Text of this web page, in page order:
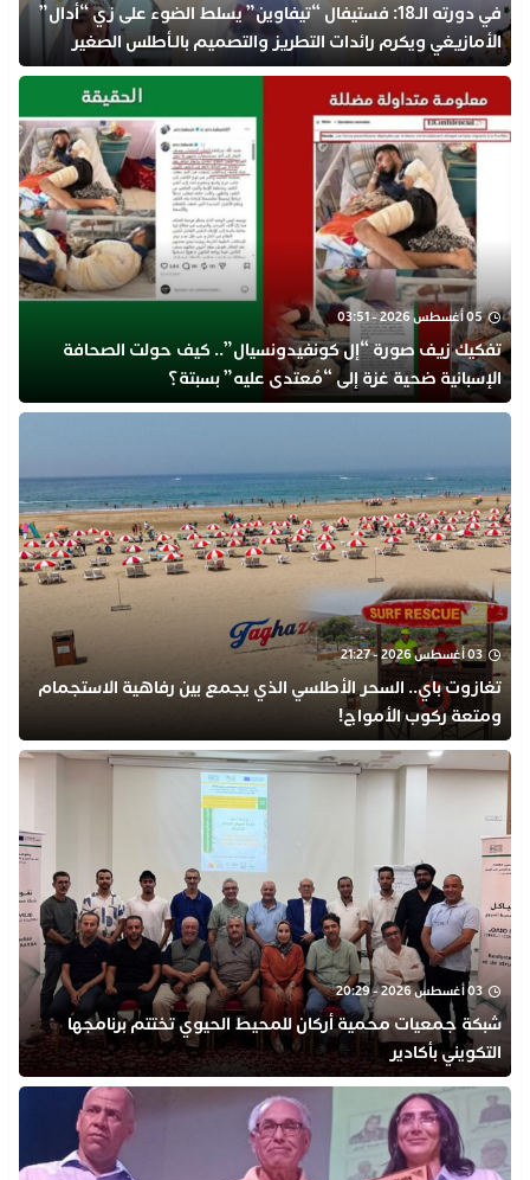
في دورته الـ18: فستيفال “تيفاوين” يسلط الضوء على زي “أدال”
الأمازيغي ويكرم رائدات التطريز والتصميم بالـأطلس الصغير
05 أغسطس 2026 - 03:51
تفكيك زيف صورة “إل كونفيدونسيال”.. كيف حولت الصحافة
الإسبانية ضحية غزة إلى “مُعتدى عليه” بسبتة؟
03 أغسطس 2026 - 21:27
تغازوت باي.. السحر الأطلسي الذي يجمع بين رفاهية الاستجمام
ومتعة ركوب الأمواج!
03 أغسطس 2026 - 20:29
شبكة جمعيات محمية أركان للمحيط الحيوي تختتم برنامجها
التكويني بأكادير